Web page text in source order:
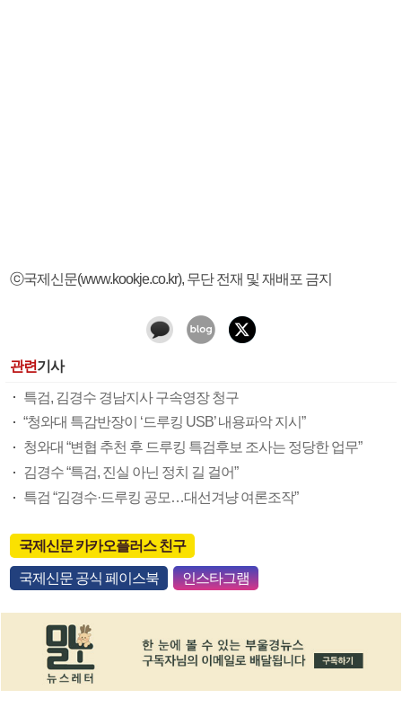
ⓒ국제신문(www.kookje.co.kr), 무단 전재 및 재배포 금지
관련기사
특검, 김경수 경남지사 구속영장 청구
“청와대 특감반장이 ‘드루킹 USB’ 내용파악 지시”
청와대 “변협 추천 후 드루킹 특검후보 조사는 정당한 업무”
김경수 “특검, 진실 아닌 정치 길 걸어”
특검 “김경수·드루킹 공모…대선겨냥 여론조작”
국제신문 카카오플러스 친구
국제신문 공식 페이스북 인스타그램